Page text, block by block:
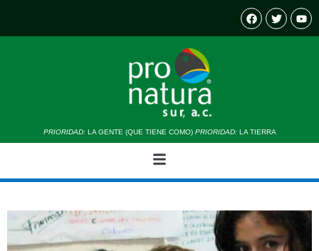
PRIORIDAD:LA GENTE (QUE TIENE COMO) PRIORIDAD:LA TIERRA